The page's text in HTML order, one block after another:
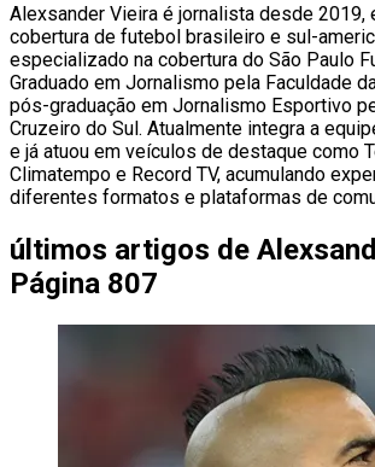
Alexsander Vieira é jornalista desde 2019,
cobertura de futebol brasileiro e sul-
especializado na cobertura do São Paulo
Graduado em Jornalismo pela Faculdade
pós-graduação em Jornalismo Esportivo
Cruzeiro do Sul. Atualmente integra a
e já atuou em veículos de destaque como
Climatempo e Record TV, acumulando
diferentes formatos e plataformas de
últimos artigos de
Página 807